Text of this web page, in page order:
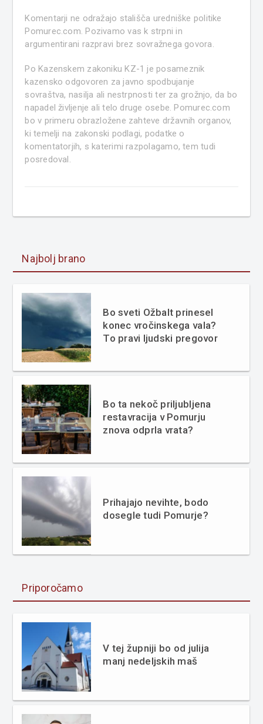
Komentarji ne odražajo stališča uredniške politike
Pomurec.com. Pozivamo vas k strpni in
argumentirani razpravi brez sovražnega govora.
Po Kazenskem zakoniku KZ-1 je posameznik
kazensko odgovoren za javno spodbujanje
sovraštva, nasilja ali nestrpnosti ter za grožnjo, da bo
napadel življenje ali telo druge osebe. Pomurec.com
bo v primeru obrazložene zahteve državnih organov,
ki temelji na zakonski podlagi, podatke o
komentatorjih, s katerimi razpolagamo, tem tudi
posredoval.
Najbolj brano
Bo sveti Ožbalt prinesel
konec vročinskega vala?
To pravi ljudski pregovor
Bo ta nekoč priljubljena
restavracija v Pomurju
znova odprla vrata?
Prihajajo nevihte, bodo
dosegle tudi Pomurje?
Priporočamo
V tej župniji bo od julija
manj nedeljskih maš